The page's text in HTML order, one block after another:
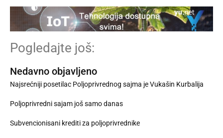
Pogledajte još:
Nedavno objavljeno
Najsrećniji posetilac Poljoprivrednog sajma je Vukašin Kurbalija
Poljoprivredni sajam još samo danas
Subvencionisani krediti za poljoprivrednike